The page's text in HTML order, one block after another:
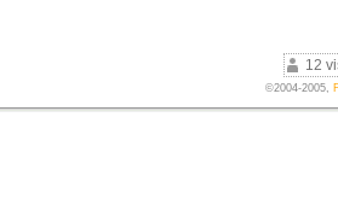
12
©2004-2005,